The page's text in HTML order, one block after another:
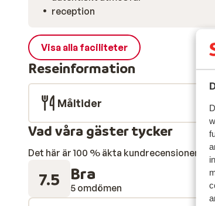
reception
Visa alla faciliteter
Reseinformation
Måltider
Vad våra gäster tycker
Det här är 100 % äkta kundrecensioner
7.5 Bra
5 omdömen